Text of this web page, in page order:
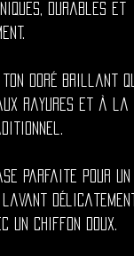
durables et
ton doré brillant
rayures et à la
parfaite pour un
un chiffon doux.